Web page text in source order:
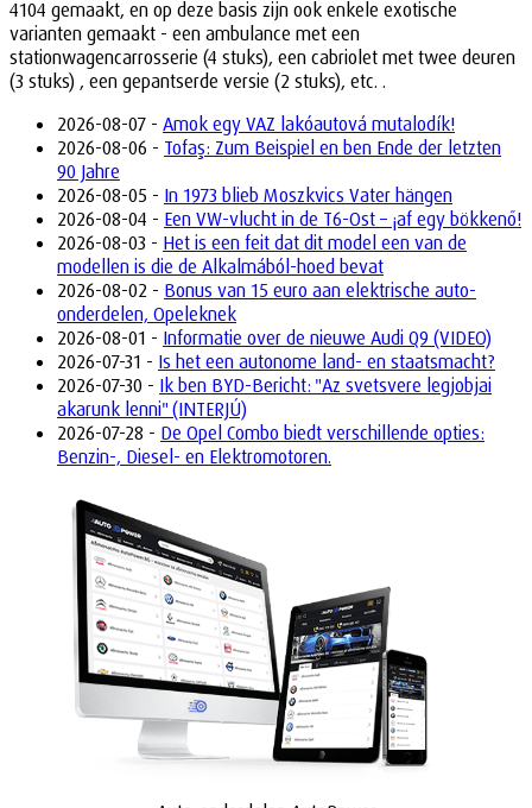
4104 gemaakt, en op deze basis zijn ook enkele exotische
varianten gemaakt - een ambulance met een
stationwagencarrosserie (4 stuks), een cabriolet met twee deuren
(3 stuks) , een gepantserde versie (2 stuks), etc. .
2026-08-07 - Amok egy VAZ lakóautová mutalodík!
2026-08-06 - Tofaş: Zum Beispiel en ben Ende der letzten
90 Jahre
2026-08-05 - In 1973 blieb Moszkvics Vater hängen
2026-08-04 - Een VW-vlucht in de T6-Ost – ¡af egy bökkenő!
2026-08-03 - Het is een feit dat dit model een van de
modellen is die de Alkalmából-hoed bevat
2026-08-02 - Bonus van 15 euro aan elektrische auto-
onderdelen, Opeleknek
2026-08-01 - Informatie over de nieuwe Audi Q9 (VIDEO)
2026-07-31 - Is het een autonome land- en staatsmacht?
2026-07-30 - Ik ben BYD-Bericht: "Az svetsvere legjobjai
akarunk lenni" (INTERJÚ)
2026-07-28 - De Opel Combo biedt verschillende opties:
Benzin-, Diesel- en Elektromotoren.